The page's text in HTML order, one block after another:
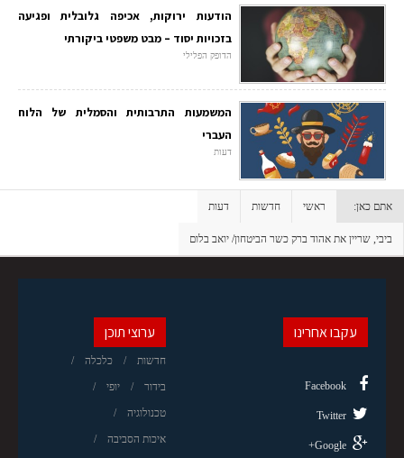
הודעות ירוקות, אכיפה גלובלית ופגיעה
בזכויות יסוד – מבט משפטי ביקורתי
הדופק הפלילי
המשמעות התרבותית והסמלית של הלוח
העברי
דעות
אתם כאן: ראשי חדשות דעות
ביבי, שריין את אהוד ברק כשר הביטחון/ יואב בלום
ערוצי תוכן
חדשות כלכלה
בידור יופי
טכנולוגיה
איכות הסביבה
עקבו אחרינו
Facebook
Twitter
Google+